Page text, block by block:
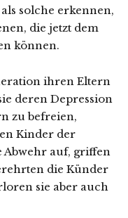
solche erkennen,
die jetzt dem
können.
ihren Eltern
deren Depression
zu befreien,
Kinder der
auf, griffen
die Künder
sie aber auch